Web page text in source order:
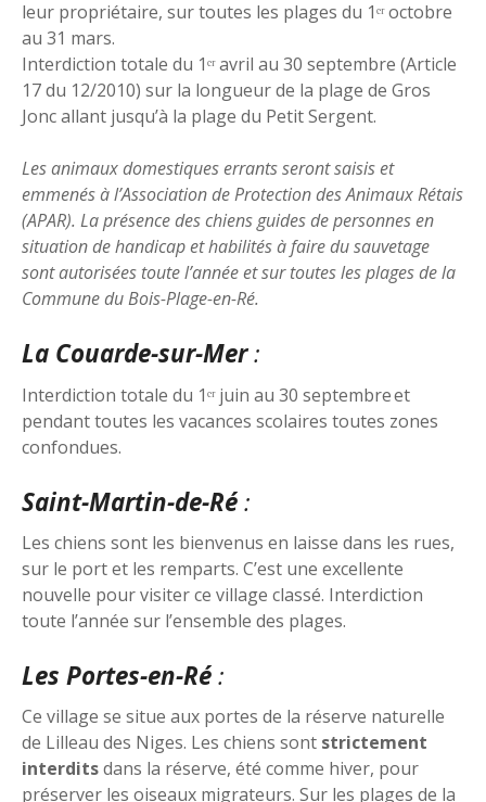
leur propriétaire, sur toutes les plages du 1ᵉʳ octobre
au 31 mars.
Interdiction totale du 1ᵉʳ avril au 30 septembre (Article
17 du 12/2010) sur la longueur de la plage de Gros
Jonc allant jusqu’à la plage du Petit Sergent.
Les animaux domestiques errants seront saisis et
emmenés à l’Association de Protection des Animaux Rétais
(APAR). La présence des chiens guides de personnes en
situation de handicap et habilités à faire du sauvetage
sont autorisées toute l’année et sur toutes les plages de la
Commune du Bois-Plage-en-Ré.
La Couarde-sur-Mer:
Interdiction totale du 1ᵉʳ juin au 30 septembre et
pendant toutes les vacances scolaires toutes zones
confondues.
Saint-Martin-de-Ré:
Les chiens sont les bienvenus en laisse dans les rues,
sur le port et les remparts. C’est une excellente
nouvelle pour visiter ce village classé. Interdiction
toute l’année sur l’ensemble des plages.
Les Portes-en-Ré:
Ce village se situe aux portes de la réserve naturelle
de Lilleau des Niges. Les chiens sont strictement
interditsdans la réserve, été comme hiver, pour
préserver les oiseaux migrateurs. Sur les plages de la